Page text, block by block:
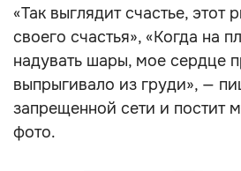
«Так выглядит счастье, этот
своего счастья», «Когда на
надувать шары, мое сердце
выпрыгивало из груди», —
запрещенной сети и постит
фото.